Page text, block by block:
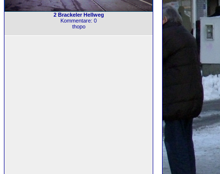
2 Brackeler Hellweg
Kommentare: 0
thopo